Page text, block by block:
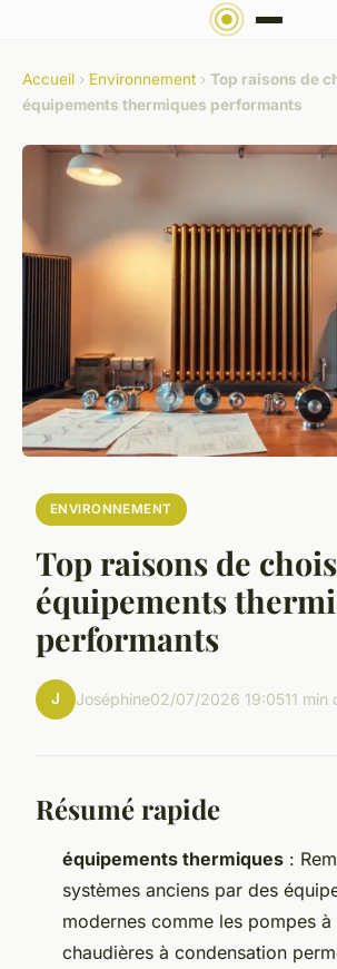
Accueil › Environnement › Top raisons de
équipements thermiques performants
ENVIRONNEMENT
Top raisons de
équipements
performants
J Joséphine02/07/2026 19:0511 min
Résumé rapide
équipements thermiques :
systèmes anciens par des
modernes comme les pompes
chaudières à condensation